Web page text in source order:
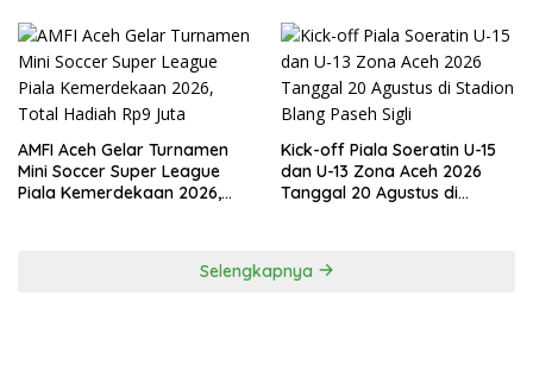
Resmi Bergulir
AMFI Aceh Gelar Turnamen
Mini Soccer Super League
Piala Kemerdekaan 2026,
Kick-off Piala Soeratin U-15
dan U-13 Zona Aceh 2026
Tanggal 20 Agustus di
Selengkapnya